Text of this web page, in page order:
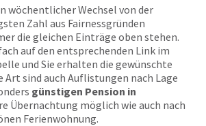
wöchentlicher Wechsel von der
Zahl aus Fairnessgründen
die gleichen Einträge oben stehen.
auf den entsprechenden Link im
und Sie erhalten die gewünschte
Art sind auch Auflistungen nach Lage
günstigen Pension in
Übernachtung möglich wie auch nach
Ferienwohnung.